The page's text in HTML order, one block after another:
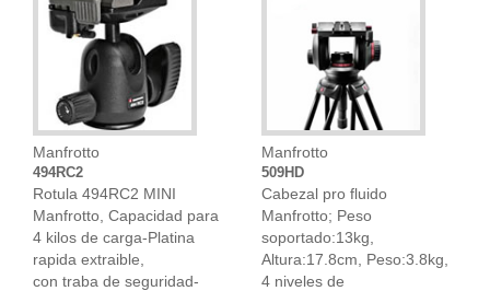
Manfrotto
494RC2
Rotula 494RC2 MINI
Manfrotto, Capacidad para
4 kilos de carga-Platina
rapida extraible,
con traba de seguridad-
Manfrotto
509HD
Cabezal pro fluido
Manfrotto; Peso
soportado:13kg,
Altura:17.8cm, Peso:3.8kg,
4 niveles de